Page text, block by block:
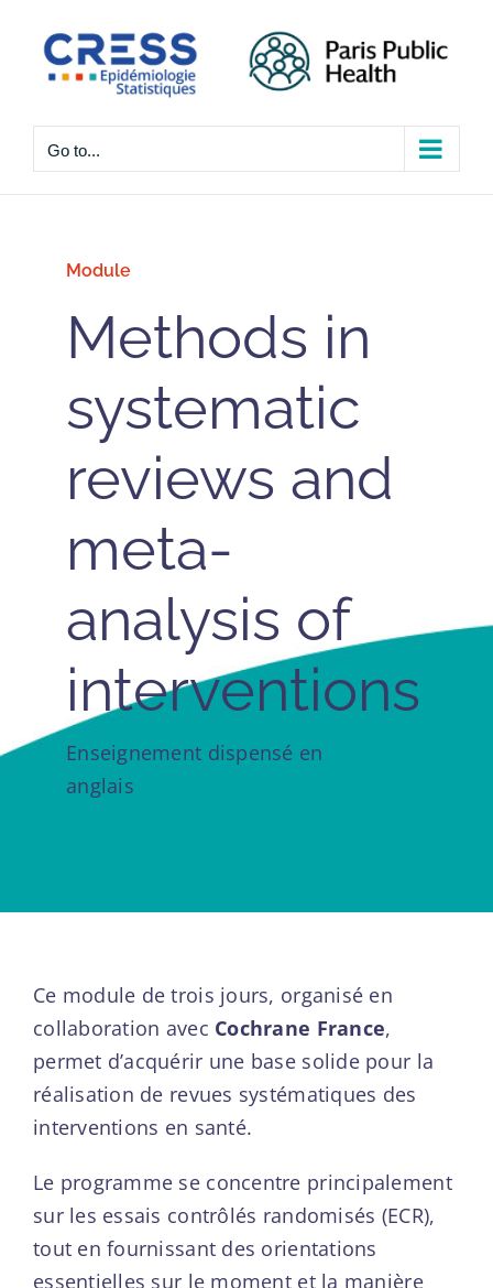
content
Go to...
Module
Methods in
systematic
reviews and
meta-
analysis of
interventions
Enseignement dispensé en
anglais
Ce module de trois jours, organisé en
collaboration avec Cochrane France,
permet d’acquérir une base solide pour la
réalisation de revues systématiques des
interventions en santé.
Le programme se concentre principalement
sur les essais contrôlés randomisés (ECR),
tout en fournissant des orientations
essentielles sur le moment et la manière